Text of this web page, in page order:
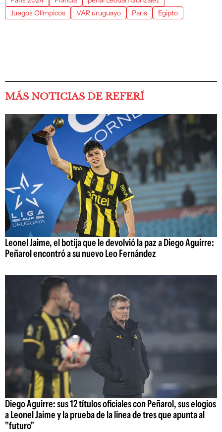
Juegos Olímpicos
VAR uruguayo Paris Egipto
MÁS NOTICIAS DE REFERÍ
Leonel Jaime, el botija que le devolvió la paz a Diego Aguirre:
Peñarol encontró a su nuevo Leo Fernández
Diego Aguirre: sus 12 títulos oficiales con Peñarol, sus elogios
a Leonel Jaime y la prueba de la línea de tres que apunta al
"futuro"